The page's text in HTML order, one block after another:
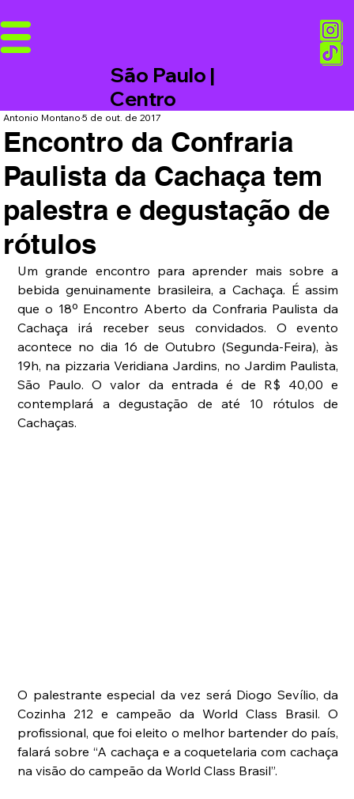
São Paulo |
Centro
Encontro da Confraria
Paulista da Cachaça tem
palestra e degustação de
rótulos
Antonio Montano5 de out. de 2017
Um grande encontro para aprender mais sobre a
bebida genuinamente brasileira, a Cachaça. É assim
que o 18º Encontro Aberto da Confraria Paulista da
Cachaça irá receber seus convidados. O evento
acontece no dia 16 de Outubro (Segunda-Feira), às
19h, na pizzaria Veridiana Jardins, no Jardim Paulista,
São Paulo. O valor da entrada é de R$ 40,00 e
contemplará a degustação de até 10 rótulos de
Cachaças.
O palestrante especial da vez será Diogo Sevílio, da
Cozinha 212 e campeão da World Class Brasil. O
profissional, que foi eleito o melhor bartender do país,
falará sobre “A cachaça e a coquetelaria com cachaça
na visão do campeão da World Class Brasil”.